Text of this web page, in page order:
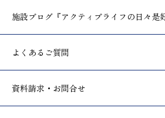
施設ブログ 『アクティブライフの日々是
よくあるご質問
資料請求・お問合せ